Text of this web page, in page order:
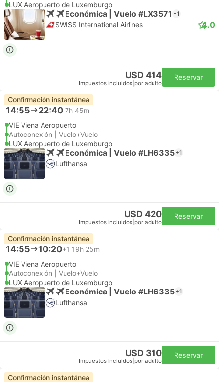
LUX Aeropuerto de Luxemburgo
Económica | Vuelo #LX3571 +1
SWISS International Airlines 4.0
USD 414
Impuestos incluidos por adulto
Reservar
Confirmación instantánea
14:55 22:40 7h 45m
VIE Viena Aeropuerto
Autoconexión | Vuelo+Vuelo
LUX Aeropuerto de Luxemburgo
Económica | Vuelo #LH6335 +1
Lufthansa
USD 420
Impuestos incluidos por adulto
Reservar
Confirmación instantánea
14:55 10:20+1 19h 25m
VIE Viena Aeropuerto
Autoconexión | Vuelo+Vuelo
LUX Aeropuerto de Luxemburgo
Económica | Vuelo #LH6335 +1
Lufthansa
USD 310
Impuestos incluidos por adulto
Reservar
Confirmación instantánea